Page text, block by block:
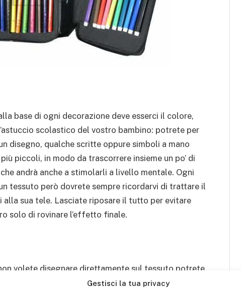
Gestisci la tua privacy
base di ogni decorazione deve esserci il colore,
scolastico del vostro bambino: potrete per
disegno, qualche scritte oppure simboli a mano
piccoli, in modo da trascorrere insieme un po’ di
andrà anche a stimolarli a livello mentale. Ogni
tessuto però dovrete sempre ricordarvi di trattare il
sua tele. Lasciate riposare il tutto per evitare
solo di rovinare l’effetto finale.
volete disegnare direttamente sul tessuto potrete
astuccio, andando ad applicarle sfruttando proprio